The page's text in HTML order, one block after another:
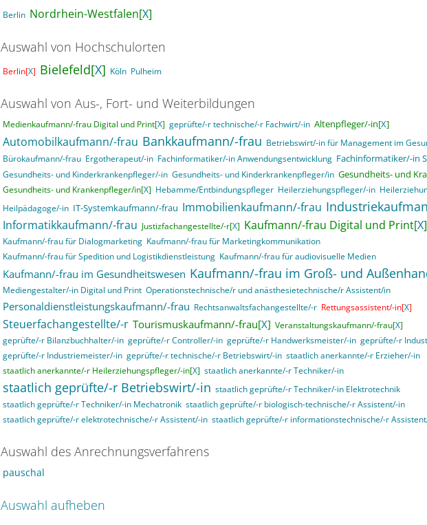
Berlin Nordrhein-Westfalen[X]
Auswahl von Hochschulorten
Berlin[X] Bielefeld[X] Köln Pulheim
Auswahl von Aus-, Fort- und Weiterbildungen
Medienkaufmann/-frau Digital und Print[X] geprüfte/-r technische/-r Fachwirt/-in Altenpfleger/-in[X]
Automobilkaufmann/-frau Bankkaufmann/-frau Betriebswirt/-in für Management im
Bürokaufmann/-frau Ergotherapeut/-in Fachinformatiker/-in Anwendungsentwicklung Fachinformatiker/-in
Gesundheits- und Kinderkrankenpfleger/-in Gesundheits- und Kinderkrankenpfleger/in Gesundheits- und
Gesundheits- und Krankenpfleger/in[X] Hebamme/Entbindungspfleger Heilerziehungspfleger/-in
Heilpädagoge/-in IT-Systemkaufmann/-frau Immobilienkaufmann/-frau
Informatikkaufmann/-frau Justizfachangestellte/-r[X] Kaufmann/-frau Digital und Print[X]
Kaufmann/-frau für Dialogmarketing Kaufmann/-frau für Marketingkommunikation
Kaufmann/-frau für Spedition und Logistikdienstleistung Kaufmann/-frau für audiovisuelle Medien
Kaufmann/-frau im Gesundheitswesen Kaufmann/-frau im Groß- und
Mediengestalter/-in Digital und Print Operationstechnische/r und anästhesietechnische/r Assistent/in
Personaldienstleistungskaufmann/-frau Rechtsanwaltsfachangestellte/-r Rettungsassistent/-in[X]
Steuerfachangestellte/-r Tourismuskaufmann/-frau[X] Veranstaltungskaufmann/-frau[X]
geprüfte/-r Bilanzbuchhalter/-in geprüfte/-r Controller/-in geprüfte/-r Handwerksmeister/-in geprüfte/-r
geprüfte/-r Industriemeister/-in geprüfte/-r technische/-r Betriebswirt/-in staatlich anerkannte/-r Erzieher/-in
staatlich anerkannte/-r Heilerziehungspfleger/-in[X] staatlich anerkannte/-r Techniker/-in
staatlich geprüfte/-r Betriebswirt/-in staatlich geprüfte/-r Techniker/-in Elektrotechnik
staatlich geprüfte/-r Techniker/-in Mechatronik staatlich geprüfte/-r biologisch-technische/-r Assistent/-in
staatlich geprüfte/-r elektrotechnische/-r Assistent/-in staatlich geprüfte/-r informationstechnische/-r
Auswahl des Anrechnungsverfahrens
pauschal
Auswahl aufheben